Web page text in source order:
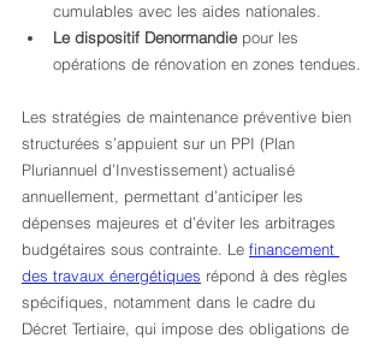
cumulables avec les aides nationales.
Le dispositif Denormandie pour les
opérations de rénovation en zones tendues.
Les stratégies de maintenance préventive bien
structurées s’appuient sur un PPI (Plan
Pluriannuel d’Investissement) actualisé
annuellement, permettant d’anticiper les
dépenses majeures et d’éviter les arbitrages
budgétaires sous contrainte. Le financement
des travaux énergétiques répond à des règles
spécifiques, notamment dans le cadre du
Décret Tertiaire, qui impose des obligations de